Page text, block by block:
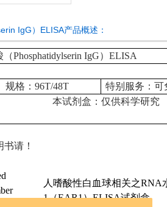
IgG）ELISA产品概述：
Phosphatidylserin IgG）ELISA
规格：96T/48T
特别服务：可
本试剂盒：仅供科学研究
请！
人嗜酸性白血球相关之RNA
1（EAR1）ELISA试剂盒